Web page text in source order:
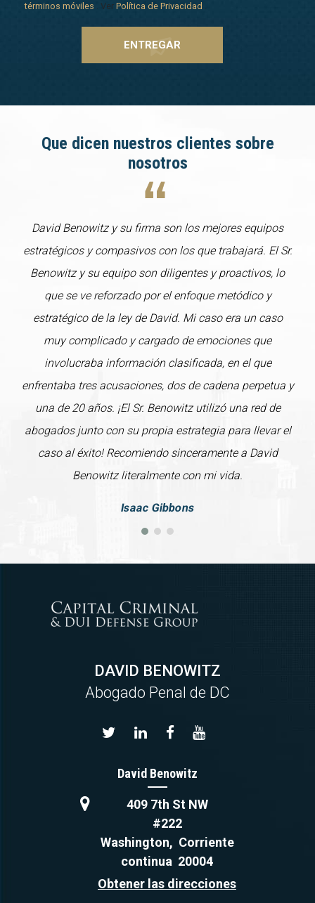
términos móviles . Ver Política de Privacidad .
Que dicen nuestros clientes sobre
nosotros
David Benowitz y su firma son los mejores equipos
estratégicos y compasivos con los que trabajará. El Sr.
Benowitz y su equipo son diligentes y proactivos, lo
que se ve reforzado por el enfoque metódico y
estratégico de la ley de David. Mi caso era un caso
muy complicado y cargado de emociones que
involucraba información clasificada, en el que
enfrentaba tres acusaciones, dos de cadena perpetua y
una de 20 años. ¡El Sr. Benowitz utilizó una red de
abogados junto con su propia estrategia para llevar el
caso al éxito! Recomiendo sinceramente a David
Benowitz literalmente con mi vida.
Isaac Gibbons
DAVID BENOWITZ
Abogado Penal de DC
David Benowitz
409 7th St NW
#222
Washington, Corriente
continua 20004
Obtener las direcciones